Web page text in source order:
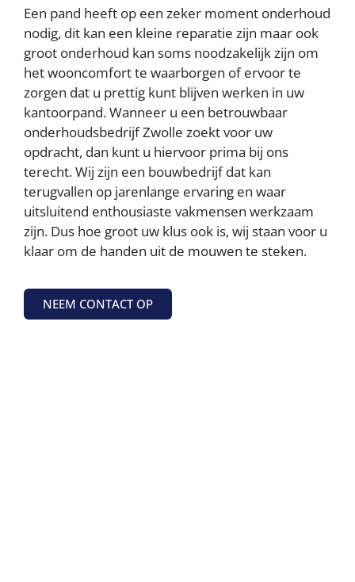
Een pand heeft op een zeker moment onderhoud
nodig, dit kan een kleine reparatie zijn maar ook
groot onderhoud kan soms noodzakelijk zijn om
het wooncomfort te waarborgen of ervoor te
zorgen dat u prettig kunt blijven werken in uw
kantoorpand. Wanneer u een betrouwbaar
onderhoudsbedrijf Zwolle zoekt voor uw
opdracht, dan kunt u hiervoor prima bij ons
terecht. Wij zijn een bouwbedrijf dat kan
terugvallen op jarenlange ervaring en waar
uitsluitend enthousiaste vakmensen werkzaam
zijn. Dus hoe groot uw klus ook is, wij staan voor u
klaar om de handen uit de mouwen te steken.
NEEM CONTACT OP
ACCEPTEER ALLES
Contact opnemen